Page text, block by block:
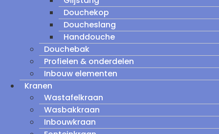
Douchekop
Doucheslang
Handdouche
Douchebak
Profielen & onderdelen
Inbouw elementen
Kranen
Wastafelkraan
Wasbakkraan
Inbouwkraan